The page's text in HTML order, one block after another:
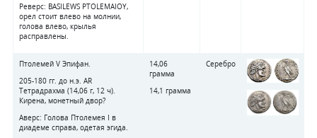
Реверс: BASILEWS PTOLEMAIOY,
орел стоит влево на молнии,
голова влево, крылья
расправлены.
Птолемей V Эпифан.
205-180 гг. до н.э. AR
Тетрадрахма (14,06 г, 12 ч).
Кирена, монетный двор?
Аверс: Голова Птолемея I в
диадеме справа, одетая эгида.
14,06
грамма
14,1 грамма
Серебро